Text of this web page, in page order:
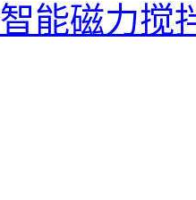
能磁力搅